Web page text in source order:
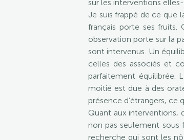
sur les interventions
Je suis frappé de ce que
français porte ses fruits.
observation porte sur la
sont intervenus. Un
celles des associés et
parfaitement équilibrée.
moitié est due à des
présence d’étrangers, ce
Quant aux interventions,
non pas seulement sous
recherche qui sont les